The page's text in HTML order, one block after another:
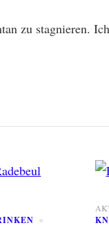
zu stagnieren.